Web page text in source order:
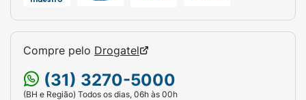
Compre pelo Drogatel
(31) 3270-5000
(BH e Região) Todos os dias, 06h às 00h